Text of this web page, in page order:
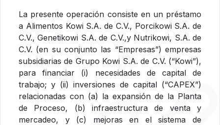
La presente operación consiste en un préstamo
a Alimentos Kowi S.A. de C.V., Porcikowi S.A. de
C.V., Genetikowi S.A. de C.V.,y Nutrikowi, S.A. de
C.V. (en su conjunto las “Empresas”) empresas
subsidiarias de Grupo Kowi S.A. de C.V. (“Kowi”),
para financiar (i) necesidades de capital de
trabajo; y (ii) inversiones de capital (“CAPEX”)
relacionadas con (a) la expansión de la Planta
de Proceso, (b) infraestructura de venta y
mercadeo, y (c) mejoras en el sistema de